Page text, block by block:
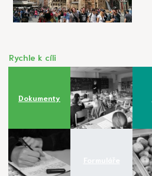
Rychle k cíli
Dokumenty